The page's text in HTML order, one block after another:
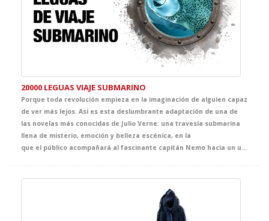
20000 LEGUAS VIAJE SUBMARINO
Porque toda revolución empieza en la imaginación de alguien capaz
de ver más lejos. Así es esta deslumbrante adaptación de una de
las novelas más conocidas de Julio Verne: una travesía submarina
llena de misterio, emoción y belleza escénica, en la
que el público acompañará al fascinante capitán Nemo hacia un universo desconocido. Un espectáculo que celebra el poder de la fantasía como origen de los grandes avances científicos.